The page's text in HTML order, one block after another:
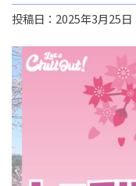
投稿日：2025年3月25日